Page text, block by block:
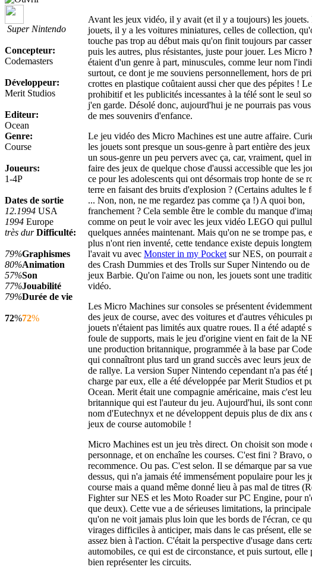
Super Nintendo
Concepteur:
Codemasters
Développeur:
Merit Studios
Editeur:
Ocean
Genre:
Course
Joueurs:
1-4P
Dates de sortie
12.1994 USA
1994 Europe
très dur Difficulté:
79%Graphismes
80%Animation
57%Son
77%Jouabilité
79%Durée de vie
72%72%
Avant les jeux vidéo, il y avait (et il y a toujours) les jouets.
jouets, il y a les voitures miniatures, celles de collection,
touche pas trop au début mais qu'on finit toujours par
puis les autres, plus résistantes, juste pour jouer. Les Micro
étaient d'un genre à part, minuscules, comme leur nom
surtout, ce dont je me souviens personnellement, hors de
crottes en plastique coûtaient aussi cher que des pépites !
prohibitif et les publicités incessantes à la télé sont le seul
j'en garde. Désolé donc, aujourd'hui je ne pourrais pas vous
de mes souvenirs d'enfance.
Le jeu vidéo des Micro Machines est une autre affaire.
les jouets sont presque un sous-genre à part entière des
un sous-genre un peu pervers avec ça, car, vraiment, quel
faire des jeux de quelque chose d'aussi accessible que les
ce pour les adolescents qui ont désormais trop honte de se
terre en faisant des bruits d'explosion ? (Certains adultes le
... Non, non, ne me regardez pas comme ça !) A quoi bon,
franchement ? Cela semble être le comble du manque
comme on peut le voir avec les jeux vidéo LEGO qui
quelques années maintenant. Mais qu'on ne se trompe pas,
plus n'ont rien inventé, cette tendance existe depuis
l'avait vu avec Monster in my Pocket sur NES, on pourrait
des Crash Dummies et des Trolls sur Super Nintendo ou de
jeux Barbie. Qu'on l'aime ou non, les jouets sont une
vidéo.
Les Micro Machines sur consoles se présentent
des jeux de course, avec des voitures et d'autres véhicules
jouets n'étaient pas limités aux quatre roues. Il a été adapté
foule de supports, mais le jeu d'origine vient en fait de la
une production britannique, programmée à la base par
qui connaîtront plus tard un grand succès avec leurs jeux de
de rallye. La version Super Nintendo cependant n'a pas été
charge par eux, elle a été développée par Merit Studios et
Ocean. Merit était une compagnie américaine, mais c'est
britannique qui est l'auteur du jeu. Aujourd'hui, ils sont
nom d'Eutechnyx et ne développent depuis plus de dix ans
jeux de course automobile !
Micro Machines est un jeu très direct. On choisit son mode
personnage, et on enchaîne les courses. C'est fini ? Bravo,
recommence. Ou pas. C'est selon. Il se démarque par sa
dessus, qui n'a jamais été immensément populaire pour les
course mais a quand même donné lieu à pas mal de titres
Fighter sur NES et les Moto Roader sur PC Engine, pour
que deux). Cette vue a de sérieuses limitations, la
qu'on ne voit jamais plus loin que les bords de l'écran, ce
virages difficiles à anticiper, mais dans le cas présent, elle
assez bien à l'action. C'était la perspective d'usage dans
automobiles, ce qui est de circonstance, et puis surtout, elle
bien représenter les circuits.